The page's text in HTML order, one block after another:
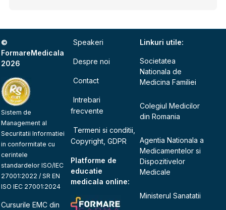
©
FormareMedicala
2026
Sistem de
Management al
Securitatii Informatiei
in conformitate cu
cerintele
standardelor ISO/IEC
27001:2022 / SR EN
ISO IEC 27001:2024
Cursurile EMC din
Speakeri
Despre noi
Contact
Intrebari
frecvente
Termeni si conditii,
Copyright, GDPR
Platforme de
educatie
medicala online:
Linkuri utile:
Societatea
Nationala de
Medicina Familiei
Colegiul Medicilor
din Romania
Agentia Nationala a
Medicamentelor si
Dispozitivelor
Medicale
Ministerul Sanatatii